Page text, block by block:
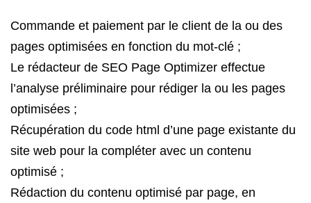
Commande et paiement par le client de la ou des
pages optimisées en fonction du mot-clé ;
Le rédacteur de SEO Page Optimizer effectue
l’analyse préliminaire pour rédiger la ou les pages
optimisées ;
Récupération du code html d’une page existante du
site web pour la compléter avec un contenu
optimisé ;
Rédaction du contenu optimisé par page, en